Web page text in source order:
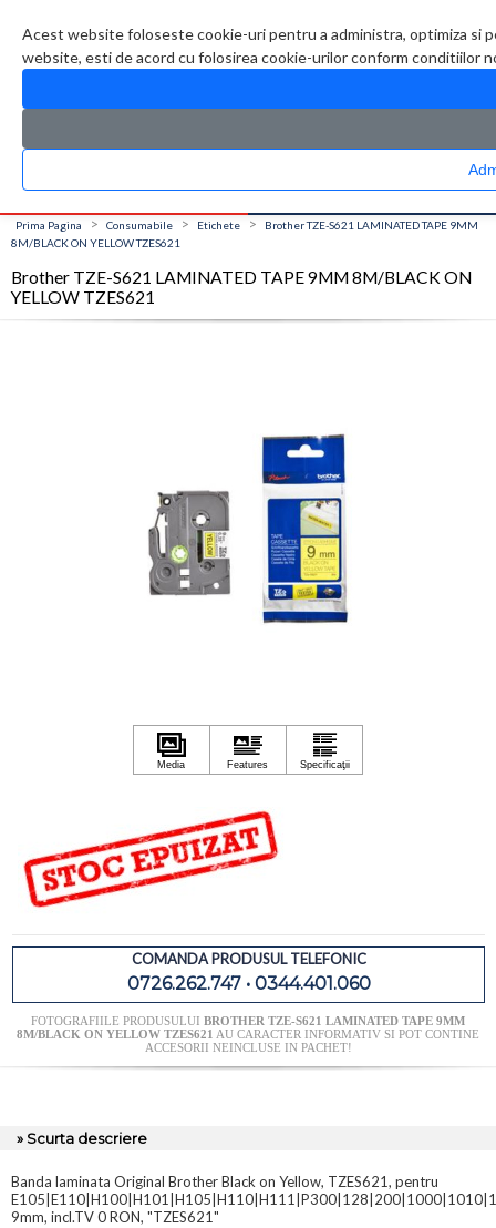
Acest website foloseste cookie-uri pentru a administra, optimiza si
website, esti de acord cu folosirea cookie-urilor conform conditiilor
0 produs(e)
CATALOG PRODUSE
Prima Pagina > Consumabile > Etichete >
Brother TZE-S621 LAMINATED TAPE 9MM
8M/BLACK ON YELLOW TZES621
Brother TZE-S621 LAMINATED TAPE 9MM 8M/BLACK ON
YELLOW TZES621
COMANDA PRODUSUL TELEFONIC
0726.262.747 • 0344.401.060
FOTOGRAFIILE PRODUSULUI BROTHER TZE-S621 LAMINATED TAPE 9MM
8M/BLACK ON YELLOW TZES621 AU CARACTER INFORMATIV SI POT CONTINE
ACCESORII NEINCLUSE IN PACHET!
» Scurta descriere
Banda laminata Original Brother Black on Yellow, TZES621, pentru
9mm, incl.TV 0 RON, "TZES621"